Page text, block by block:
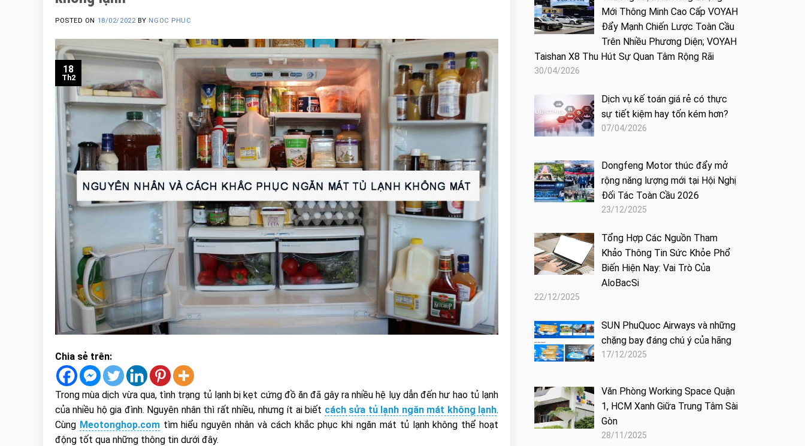
POSTED ON 18/02/2022BY NGOC PHUC
18
Th2
Chia sẻ trên:
Trong mùa dịch vừa qua, tình trạng tủ lạnh bị kẹt cứng đồ ăn đã gây ra nhiều hệ lụy dẫn đến hư hao tủ lạnh
của nhiều hộ gia đình. Nguyên nhân thì rất nhiều, nhưng ít ai biết cách sửa tủ lạnh ngăn mát không lạnh.
Cùng Meotonghop.comtìm hiểu nguyên nhân và cách khắc phục khi ngăn mát tủ lạnh không thể hoạt
động tốt qua những thông tin dưới đây.
Mới Thông Minh Cao Cấp VOYAH
Đẩy Mạnh Chiến Lược Toàn Cầu
Trên Nhiều Phương Diện; VOYAH
Taishan X8 Thu Hút Sự Quan Tâm Rộng Rãi
30/04/2026
Dịch vụ kế toán giá rẻ có thực
sự tiết kiệm hay tốn kém hơn?
07/04/2026
Dongfeng Motor thúc đẩy mở
rộng năng lượng mới tại Hội Nghị
Đối Tác Toàn Cầu 2026
23/12/2025
Tổng Hợp Các Nguồn Tham
Khảo Thông Tin Sức Khỏe Phổ
Biến Hiện Nay: Vai Trò Của
AloBacSi
22/12/2025
SUN PhuQuoc Airways và những
chặng bay đáng chú ý của hãng
17/12/2025
Văn Phòng Working Space Quận
1, HCM Xanh Giữa Trung Tâm Sài
Gòn
28/11/2025